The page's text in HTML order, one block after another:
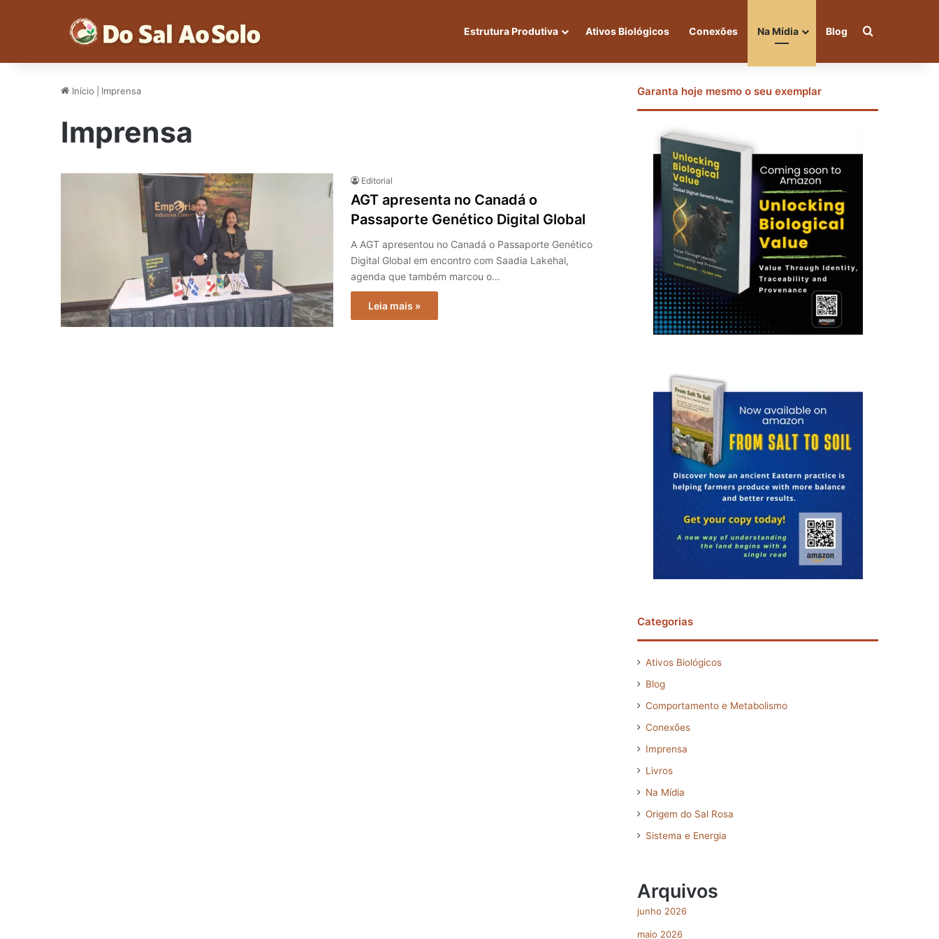
Estrutura Produtiva Ativos Biológicos Conexões Na Mídia Blog Procurar por
Início Imprensa
Imprensa
Editorial
AGT apresenta no Canadá o
Passaporte Genético Digital Global
A AGT apresentou no Canadá o Passaporte Genético
Digital Global em encontro com Saadia Lakehal,
agenda que também marcou o…
Leia mais »
Garanta hoje mesmo o seu exemplar
Categorias
Ativos Biológicos
Blog
Comportamento e Metabolismo
Conexões
Imprensa
Livros
Na Mídia
Origem do Sal Rosa
Sistema e Energia
Arquivos
junho 2026
maio 2026